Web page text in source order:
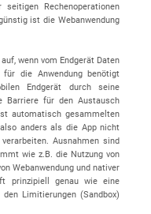
Rechenoperationen
ist die Webanwendung
wenn vom Endgerät Daten
die Anwendung benötigt
Endgerät durch seine
Barriere für den Austausch
automatisch gesammelten
anders als die App nicht
Ausnahmen sind
wie z.B. die Nutzung von
Webanwendung und nativer
prinzipiell genau wie eine
Limitierungen (Sandbox)